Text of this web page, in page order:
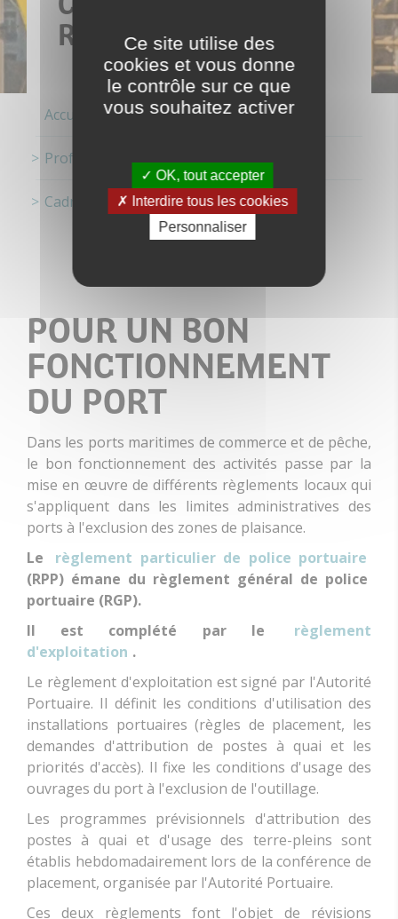
CADRE
RÉGLEMENTAIRE
Accueil
Professionnels
Cadre réglementaire
POUR UN BON
FONCTIONNEMENT
DU PORT
Dans les ports maritimes de commerce et de pêche,
le bon fonctionnement des activités passe par la
mise en œuvre de différents règlements locaux qui
s'appliquent dans les limites administratives des
ports à l'exclusion des zones de plaisance.
Le
règlement particulier de police portuaire
(RPP) émane du règlement général de police
portuaire (RGP).
Il est complété par le
règlement
d'exploitation .
Le règlement d'exploitation est signé par l'Autorité
Portuaire. Il définit les conditions d'utilisation des
installations portuaires (règles de placement, les
demandes d'attribution de postes à quai et les
priorités d'accès). Il fixe les conditions d'usage des
ouvrages du port à l'exclusion de l'outillage.
Les programmes prévisionnels d'attribution des
postes à quai et d'usage des terre-pleins sont
établis hebdomadairement lors de la conférence de
placement, organisée par l'Autorité Portuaire.
Ces deux règlements font l'objet de révisions
Ce site utilise des
cookies et vous donne
le contrôle sur ce que
vous souhaitez activer
OK, tout accepter
Interdire tous les cookies
Personnaliser